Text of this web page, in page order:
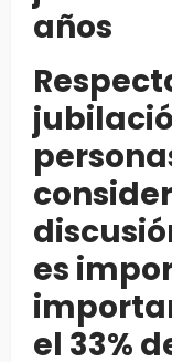
años
es
el 33%